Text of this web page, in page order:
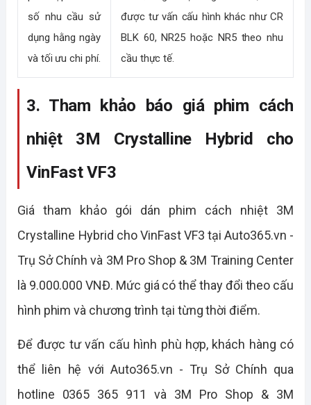
số nhu cầu sử
dụng hằng ngày
và tối ưu chi phí.
được tư vấn cấu hình khác như CR
BLK 60, NR25 hoặc NR5 theo nhu
cầu thực tế.
3. Tham khảo báo giá phim cách
nhiệt 3M Crystalline Hybrid cho
VinFast VF3
Giá tham khảo gói dán phim cách nhiệt 3M
Crystalline Hybrid cho VinFast VF3 tại Auto365.vn -
Trụ Sở Chính và 3M Pro Shop & 3M Training Center
là 9.000.000 VNĐ. Mức giá có thể thay đổi theo cấu
hình phim và chương trình tại từng thời điểm.
Để được tư vấn cấu hình phù hợp, khách hàng có
thể liên hệ với Auto365.vn - Trụ Sở Chính qua
hotline 0365 365 911 và 3M Pro Shop & 3M